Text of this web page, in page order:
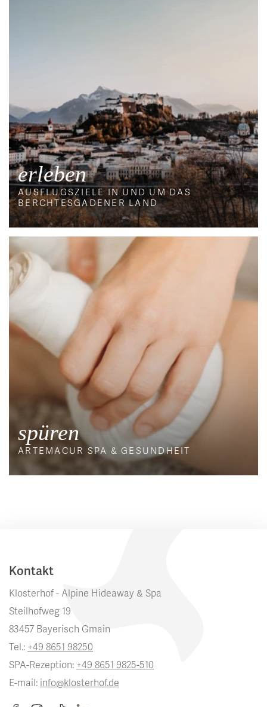
erleben
AUSFLUGSZIELE IN UND UM DAS
BERCHTESGADENER LAND
spüren
ARTEMACUR SPA & GESUNDHEIT
Kontakt
Klosterhof - Alpine Hideaway & Spa
Steilhofweg 19
83457 Bayerisch Gmain
Tel.: +49 8651 98250
SPA-Rezeption: +49 8651 9825-510
E-mail: info@klosterhof.de